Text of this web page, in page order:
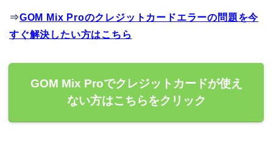
⇒GOM Mix Proのクレジットカードエラーの問題を今
すぐ解決したい方はこちら
GOM Mix Proでクレジットカードが使え
ない方はこちらをクリック